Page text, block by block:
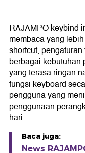
RAJAMPO keybind
membaca yang
shortcut,
berbagai kebutuhan
yang terasa ringan
fungsi keyboard
pengguna yang
penggunaan
hari.
Baca juga:
News